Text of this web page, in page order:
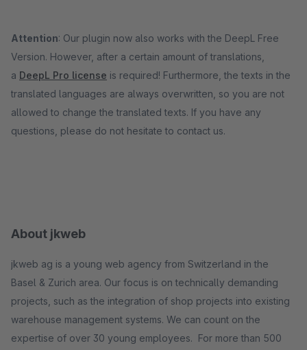
Attention: Our plugin now also works with the DeepL Free
Version. However, after a certain amount of translations,
a DeepL Pro license is required! Furthermore, the texts in the
translated languages are always overwritten, so you are not
allowed to change the translated texts. If you have any
questions, please do not hesitate to contact us.
About jkweb
jkweb ag is a young web agency from Switzerland in the
Basel & Zurich area. Our focus is on technically demanding
projects, such as the integration of shop projects into existing
warehouse management systems. We can count on the
expertise of over 30 young employees. For more than 500